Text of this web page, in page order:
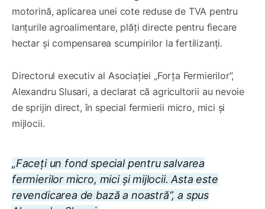
motorină, aplicarea unei cote reduse de TVA pentru
lanțurile agroalimentare, plăți directe pentru fiecare
hectar și compensarea scumpirilor la fertilizanți.
Directorul executiv al Asociației „Forța Fermierilor”,
Alexandru Slusari, a declarat că agricultorii au nevoie
de sprijin direct, în special fermierii micro, mici și
mijlocii.
„Faceți un fond special pentru salvarea
fermierilor micro, mici și mijlocii. Asta este
revendicarea de bază a noastră”, a spus